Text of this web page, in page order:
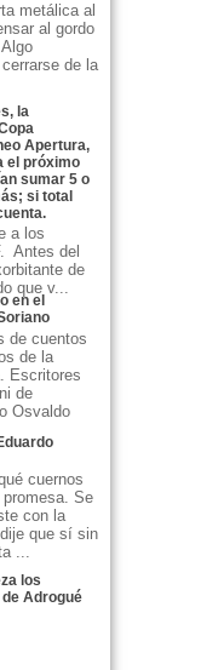
metálica al
al gordo
de la
la
Apertura,
el próximo
sumar 5 o
si total
a los
Antes del
de
que v...
en el
de cuentos
de la
Escritores
de
Osvaldo
cuernos
Se
con la
que sí sin
...
los
Adrogué